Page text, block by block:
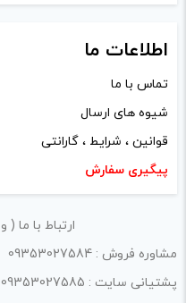
ایمیل*
ذخیره نام، ایمیل و وبسایت
دیدگاهی می‌نویسم.
لازم است محتوای ارسالی
بیانی رسمی و عاری از لحن
از ارسال لینک‌های سایت‌های
خودتان مثل شماره تماس،
اطلاعات ما
تماس با ما
شیوه های ارسال
قوانین ، شرایط ، گارانتی
پیگیری سفارش
ارتباط با ما
مشاوره فروش : 09353027584
پشتیانی سایت : 09353027585